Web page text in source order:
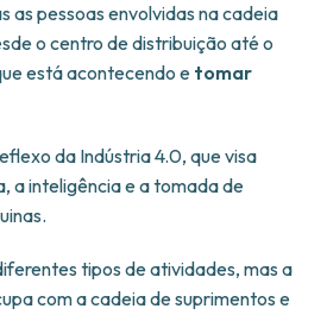
as pessoas envolvidas na cadeia
o centro de distribuição até o
está acontecendo e tomar
da Indústria 4.0, que visa
a inteligência e a tomada de
tipos de atividades, mas a
com a cadeia de suprimentos e